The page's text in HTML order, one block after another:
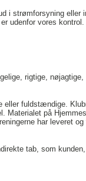
i strømforsyning
udenfor vores kontrol.
rigtige,
fuldstændige.
Materialet på
har leveret
tab, som